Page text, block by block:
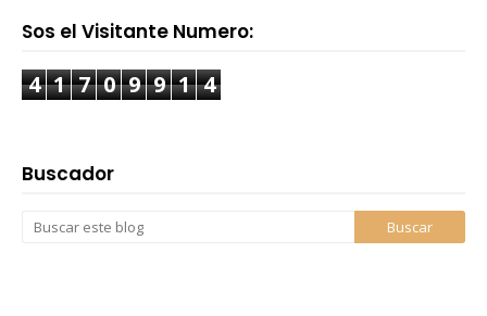
Sos el Visitante Numero:
4 1 7 0 9 9 1 4
Buscador